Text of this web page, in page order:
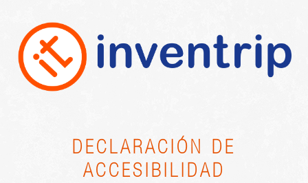
DECLARACIÓN DE
ACCESIBILIDAD